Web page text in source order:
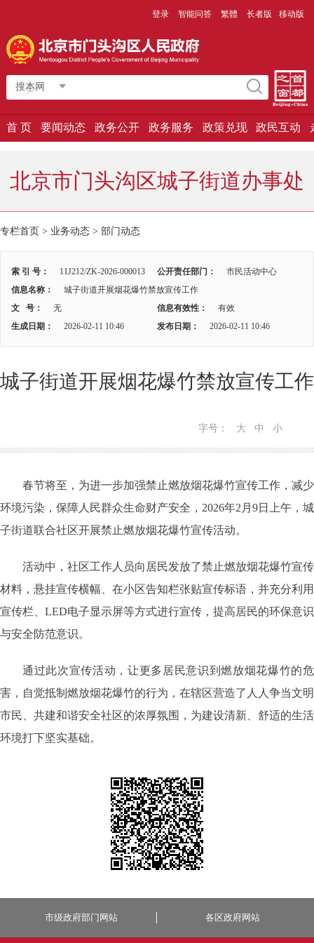
登录 智能问答 繁體 长者版 移动版
搜本网
首 页 要闻动态 政务公开 政务服务 政策兑现 政民互动
北京市门头沟区城子街道办事处
专栏首页 > 业务动态 > 部门动态
索 引 号： 11J212/ZK-2026-000013 公开责任部门：
市民活动中心
信息名称：
城子街道开展烟花爆竹禁放宣传工作
文 号：
无 信息有效性：
有效
生成日期：
2026-02-11 10:46 发布日期： 2026-02-11 10:46
城子街道开展烟花爆竹禁放宣传工作
字号： 大 中 小
春节将至，为进一步加强禁止燃放烟花爆竹宣传工作，减少
环境污染，保障人民群众生命财产安全，2026年2月9日上午，城
子街道联合社区开展禁止燃放烟花爆竹宣传活动。
活动中，社区工作人员向居民发放了禁止燃放烟花爆竹宣传
材料，悬挂宣传横幅、在小区告知栏张贴宣传标语，并充分利用
宣传栏、LED电子显示屏等方式进行宣传，提高居民的环保意识
与安全防范意识。
通过此次宣传活动，让更多居民意识到燃放烟花爆竹的危
害，自觉抵制燃放烟花爆竹的行为，在辖区营造了人人争当文明
市民、共建和谐安全社区的浓厚氛围，为建设清新、舒适的生活
环境打下坚实基础。
市级政府部门网站 各区政府网站